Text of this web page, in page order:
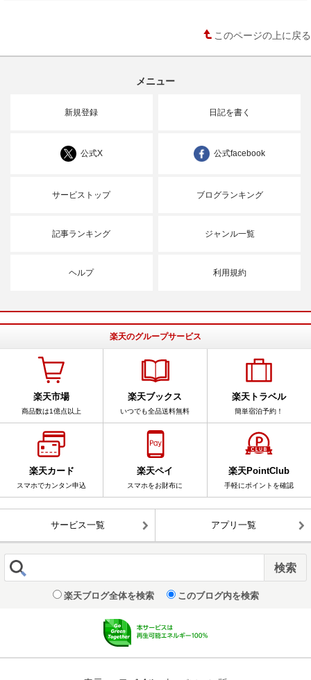
このページの上に戻る
メニュー
新規登録 日記を書く
公式X 公式facebook
サービストップ ブログランキング
記事ランキング ジャンル一覧
ヘルプ 利用規約
楽天のグループサービス
楽天市場
商品数は1億点以上
楽天ブックス
いつでも全品送料無料
楽天トラベル
簡単宿泊予約！
楽天カード
スマホでカンタン申込
楽天ペイ
スマホをお財布に
楽天PointClub
手軽にポイントを確認
サービス一覧 アプリ一覧
楽天ブログ全体を検索 このブログ内を検索